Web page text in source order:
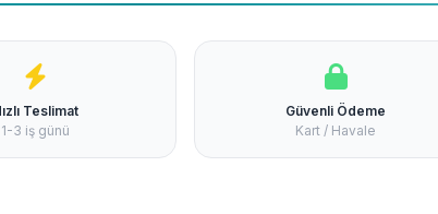
Teslimat
1-3 iş günü
Güvenli Ödeme
Kart / Havale